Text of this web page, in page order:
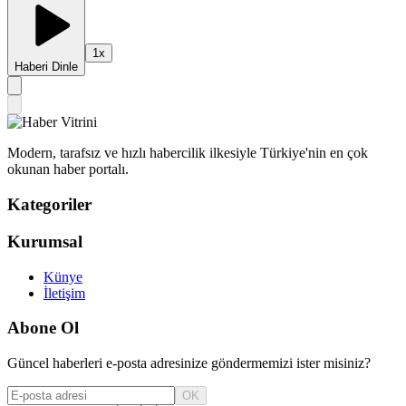
Haberi Dinle
1x
Modern, tarafsız ve hızlı habercilik ilkesiyle Türkiye'nin en çok
okunan haber portalı.
Kategoriler
Kurumsal
Künye
İletişim
Abone Ol
Güncel haberleri e-posta adresinize göndermemizi ister misiniz?
OK